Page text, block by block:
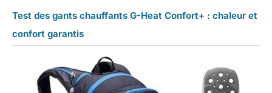
Test des gants chauffants G-Heat Confort+ : chaleur et
confort garantis